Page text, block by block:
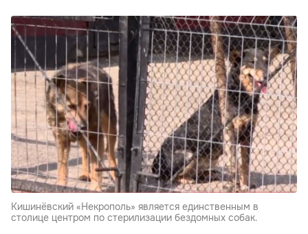
Кишинёвский «Некрополь» является единственным в
столице центром по стерилизации бездомных собак.